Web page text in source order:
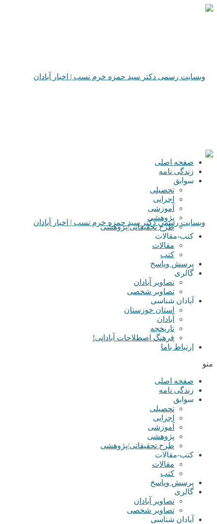
صفحه اصلی
زندگی نامه
سوابق
تحصیلی
اجرایی
آموزشی
پژوهشی
طرح تحقیقاتی/پژوهشی
کتب-مقالات
مقالات
کتب
پرسش وپاسخ
گالری
تصاویر آبادان
تصاویر شخصی
آبادان شناسی
استان خوزستان
آبادان
تاریخچه
فرهنگ اصطلاحات آبادانی!
ارتباط باما
منو
صفحه اصلی
زندگی نامه
سوابق
تحصیلی
اجرایی
آموزشی
پژوهشی
طرح تحقیقاتی/پژوهشی
کتب-مقالات
مقالات
کتب
پرسش وپاسخ
گالری
تصاویر آبادان
تصاویر شخصی
آبادان شناسی